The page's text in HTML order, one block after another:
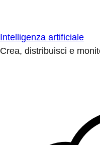
Intelligenza artificiale
Crea, distribuisci e